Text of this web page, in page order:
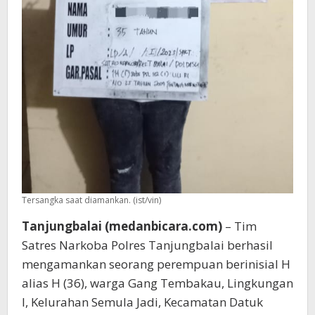
Tersangka saat diamankan. (ist/vin)
Tanjungbalai (medanbicara.com) – Tim
Satres Narkoba Polres Tanjungbalai berhasil
mengamankan seorang perempuan berinisial H
alias H (36), warga Gang Tembakau, Lingkungan
I, Kelurahan Semula Jadi, Kecamatan Datuk